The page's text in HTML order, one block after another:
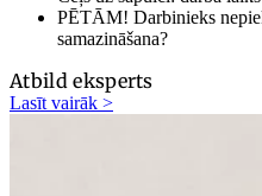
PĒTĀM! Darbinieks
samazināšana?
Atbild eksperts
Lasīt vairāk >